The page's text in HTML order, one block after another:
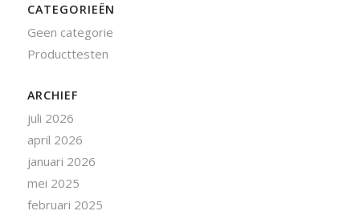
CATEGORIEËN
Geen categorie
Producttesten
ARCHIEF
juli 2026
april 2026
januari 2026
mei 2025
februari 2025